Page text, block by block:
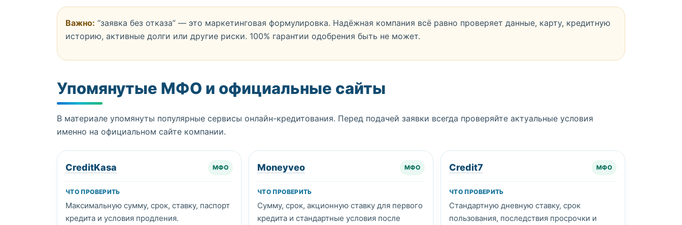
Важно: “заявка без отказа” — это маркетинговая формулировка. Надёжная компания всё равно проверяет данные, карту, кредитную
историю, активные долги или другие риски. 100% гарантии одобрения быть не может.
Упомянутые МФО и официальные сайты
В материале упомянуты популярные сервисы онлайн-кредитования. Перед подачей заявки всегда проверяйте актуальные условия
именно на официальном сайте компании.
CreditKasa МФО
ЧТО ПРОВЕРИТЬ
Максимальную сумму, срок, ставку, паспорт
кредита и условия продления.
Moneyveo МФО
ЧТО ПРОВЕРИТЬ
Сумму, срок, акционную ставку для первого
кредита и стандартные условия после
Credit7 МФО
ЧТО ПРОВЕРИТЬ
Стандартную дневную ставку, срок
пользования, последствия просрочки и